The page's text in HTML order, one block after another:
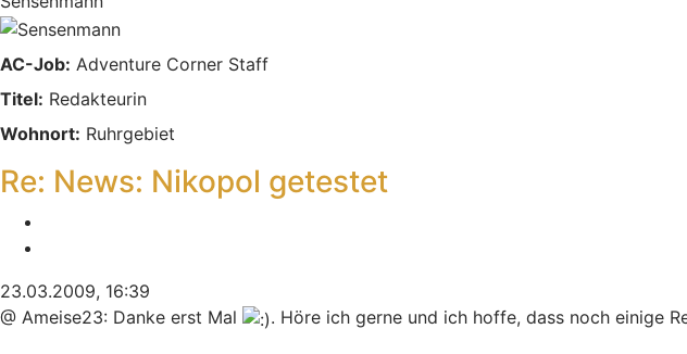
AC-Job: Adventure Corner Staff
Titel: Redakteurin
Wohnort: Ruhrgebiet
Re: News: Nikopol getestet
23.03.2009, 16:39
@ Ameise23: Danke erst Mal
. Höre ich gerne und ich hoffe, dass noch einige